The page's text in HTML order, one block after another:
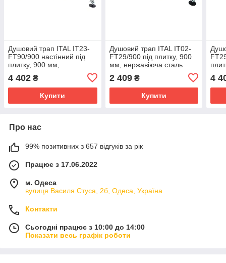
Душовий трап ITAL IT23-
FT90/900 настінний під
плитку, 900 мм,
4 402 ₴
Купити
Душовий трап ITAL IT02-
FT29/900 під плитку, 900
мм, нержавіюча сталь
2 409₴
Купити
4
Про нас
99% позитивних з 657 відгуків за рік
Працює з 17.06.2022
м. Одеса
вулиця Василя Стуса, 2б, Одеса, Україна
Контакти
Сьогодні працює з 10:00 до 14:00
Показати весь графік роботи